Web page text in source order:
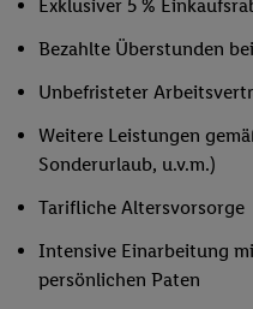
Exklusiver 5 %
Bezahlte Überstunden
Unbefristeter
Weitere Leistungen
Sonderurlaub, u.v.m.)
Tarifliche Altersvorsorge
Intensive Einarbeitung
persönlichen Paten